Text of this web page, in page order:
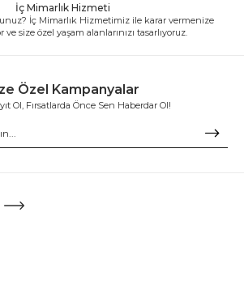
İç Mimarlık Hizmeti
İç Mimarlık Hizmetimiz ile karar vermenize
ve size özel yaşam alanlarınızı tasarlıyoruz.
Özel Kampanyalar
Ol, Fırsatlarda Önce Sen Haberdar Ol!